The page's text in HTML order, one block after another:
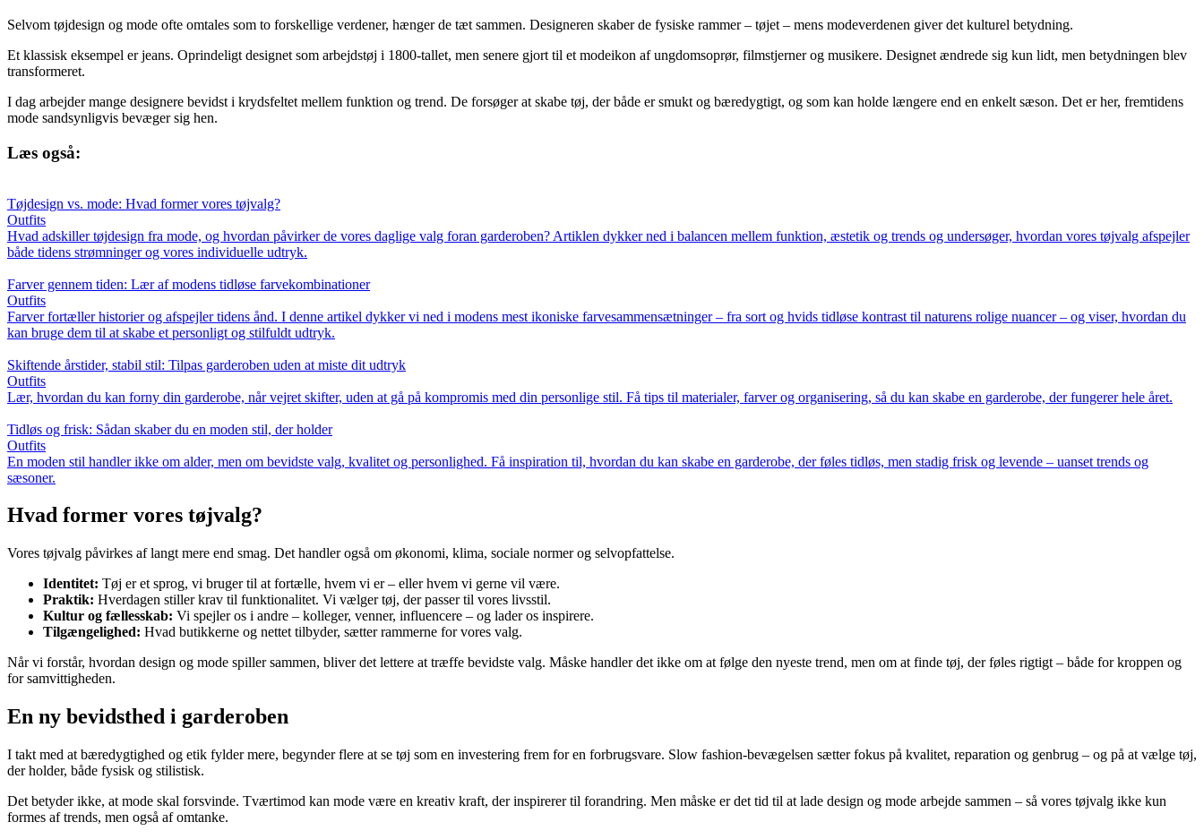
Selvom tøjdesign og mode ofte omtales som to forskellige verdener, hænger de tæt sammen. Designeren skaber de fysiske rammer – tøjet – mens modeverdenen giver det kulturel betydning.
Et klassisk eksempel er jeans. Oprindeligt designet som arbejdstøj i 1800-tallet, men senere gjort til et modeikon af ungdomsoprør, filmstjerner og musikere. Designet ændrede sig kun lidt, men betydningen blev
transformeret.
I dag arbejder mange designere bevidst i krydsfeltet mellem funktion og trend. De forsøger at skabe tøj, der både er smukt og bæredygtigt, og som kan holde længere end en enkelt sæson. Det er her, fremtidens
mode sandsynligvis bevæger sig hen.
Læs også:
Tøjdesign vs. mode: Hvad former vores tøjvalg?
Outfits
Hvad adskiller tøjdesign fra mode, og hvordan påvirker de vores daglige valg foran garderoben? Artiklen dykker ned i balancen mellem funktion, æstetik og trends og undersøger, hvordan vores tøjvalg afspejler
både tidens strømninger og vores individuelle udtryk.
Farver gennem tiden: Lær af modens tidløse farvekombinationer
Outfits
Farver fortæller historier og afspejler tidens ånd. I denne artikel dykker vi ned i modens mest ikoniske farvesammensætninger – fra sort og hvids tidløse kontrast til naturens rolige nuancer – og viser, hvordan du
kan bruge dem til at skabe et personligt og stilfuldt udtryk.
Skiftende årstider, stabil stil: Tilpas garderoben uden at miste dit udtryk
Outfits
Lær, hvordan du kan forny din garderobe, når vejret skifter, uden at gå på kompromis med din personlige stil. Få tips til materialer, farver og organisering, så du kan skabe en garderobe, der fungerer hele året.
Tidløs og frisk: Sådan skaber du en moden stil, der holder
Outfits
En moden stil handler ikke om alder, men om bevidste valg, kvalitet og personlighed. Få inspiration til, hvordan du kan skabe en garderobe, der føles tidløs, men stadig frisk og levende – uanset trends og
sæsoner.
Hvad former vores tøjvalg?
Vores tøjvalg påvirkes af langt mere end smag. Det handler også om økonomi, klima, sociale normer og selvopfattelse.
Identitet: Tøj er et sprog, vi bruger til at fortælle, hvem vi er – eller hvem vi gerne vil være.
Praktik: Hverdagen stiller krav til funktionalitet. Vi vælger tøj, der passer til vores livsstil.
Kultur og fællesskab: Vi spejler os i andre – kolleger, venner, influencere – og lader os inspirere.
Tilgængelighed: Hvad butikkerne og nettet tilbyder, sætter rammerne for vores valg.
Når vi forstår, hvordan design og mode spiller sammen, bliver det lettere at træffe bevidste valg. Måske handler det ikke om at følge den nyeste trend, men om at finde tøj, der føles rigtigt – både for kroppen og
for samvittigheden.
En ny bevidsthed i garderoben
I takt med at bæredygtighed og etik fylder mere, begynder flere at se tøj som en investering frem for en forbrugsvare. Slow fashion-bevægelsen sætter fokus på kvalitet, reparation og genbrug – og på at vælge tøj,
der holder, både fysisk og stilistisk.
Det betyder ikke, at mode skal forsvinde. Tværtimod kan mode være en kreativ kraft, der inspirerer til forandring. Men måske er det tid til at lade design og mode arbejde sammen – så vores tøjvalg ikke kun
formes af trends, men også af omtanke.